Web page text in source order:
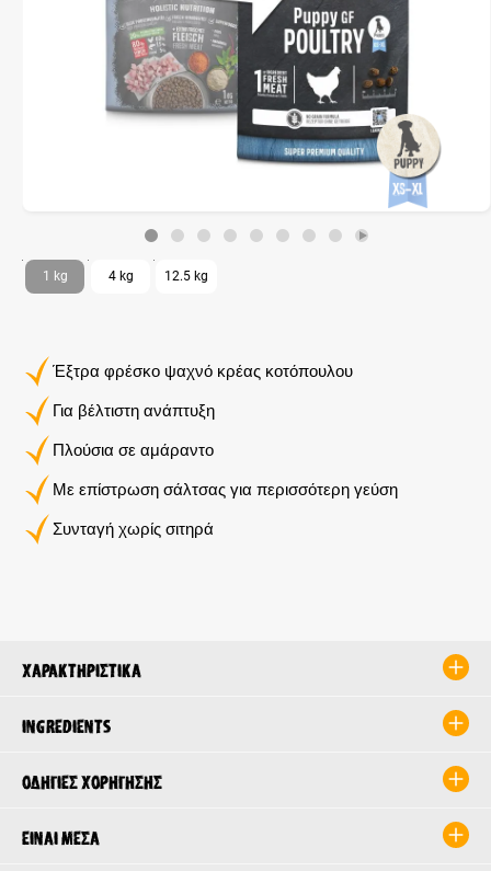
Έξτρα φρέσκο ψαχνό κρέας κοτόπουλου
Για βέλτιστη ανάπτυξη
Πλούσια σε αμάραντο
Με επίστρωση σάλτσας για περισσότερη γεύση
Συνταγή χωρίς σιτηρά
1 kg 4 kg 12.5 kg
Χαρακτηριστικά
Ingredients
Οδηγίες χορήγησης
Είναι μέσα